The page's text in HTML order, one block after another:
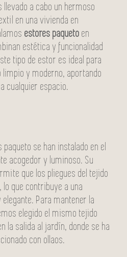
llevado a cabo un hermoso
en una vivienda en
estores paqueto en
estética y funcionalidad
tipo de estor es ideal para
limpio y moderno, aportando
cualquier espacio.
se han instalado en el
acogedor y luminoso. Su
que los pliegues del tejido
que contribuye a una
Para mantener la
elegido el mismo tejido
la salida al jardín, donde se ha
con ollaos.